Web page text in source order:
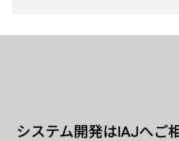
システム開発はIAJへご